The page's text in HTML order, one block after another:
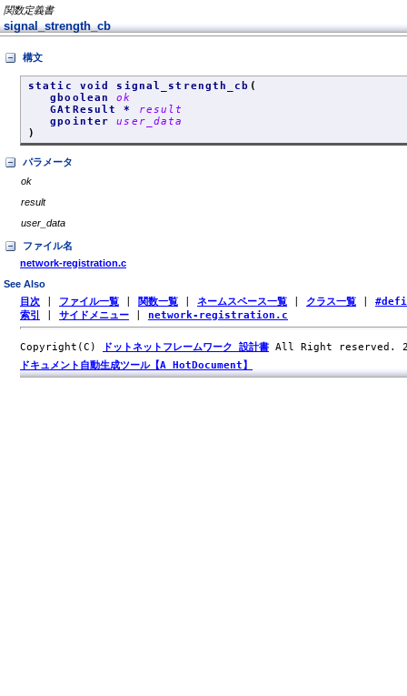
関数定義書
signal_strength_cb
構文
static void signal_strength_cb (
gbooleanok
GAtResult *
result
gpointeruser_data
)
パラメータ
ok
result
user_data
ファイル名
network-registration.c
See Also
目次 ファイル一覧 関数一覧 ネームスペース一覧 クラス一覧
索引
サイドメニュー network-registration.c
Copyright(C) ドットネットフレームワーク 設計書 All Right reserved.
ドキュメント自動生成ツール【A HotDocument】